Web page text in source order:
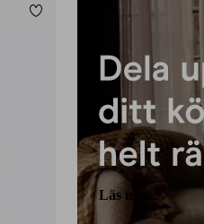
Lägg till i favoriter
Läs mer